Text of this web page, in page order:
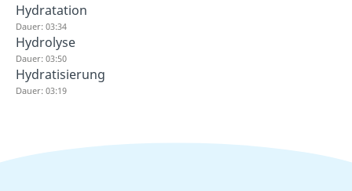
Hydratation
Dauer: 03:34
Hydrolyse
Dauer: 03:50
Hydratisierung
Dauer: 03:19